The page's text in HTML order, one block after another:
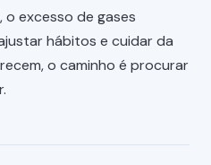
o excesso de gases
hábitos e cuidar da
o caminho é procurar